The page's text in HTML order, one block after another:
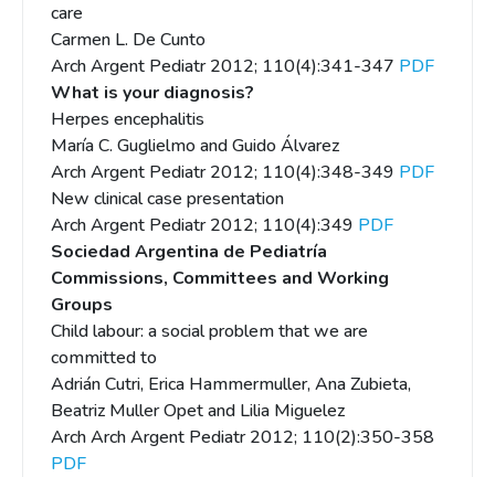
care
Carmen L. De Cunto
Arch Argent Pediatr 2012; 110(4):341-347 PDF
What is your diagnosis?
Herpes encephalitis
María C. Guglielmo and Guido Álvarez
Arch Argent Pediatr 2012; 110(4):348-349 PDF
New clinical case presentation
Arch Argent Pediatr 2012; 110(4):349 PDF
Sociedad Argentina de Pediatría
Commissions, Committees and Working
Groups
Child labour: a social problem that we are
committed to
Adrián Cutri, Erica Hammermuller, Ana Zubieta,
Beatriz Muller Opet and Lilia Miguelez
Arch Arch Argent Pediatr 2012; 110(2):350-358
PDF